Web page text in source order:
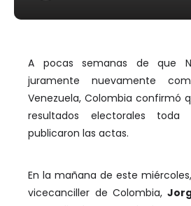
A pocas semanas de que
juramente nuevamente
Venezuela, Colombia confirmó
resultados electorales
publicaron las actas.
En la mañana de este
vicecanciller de Colombia,